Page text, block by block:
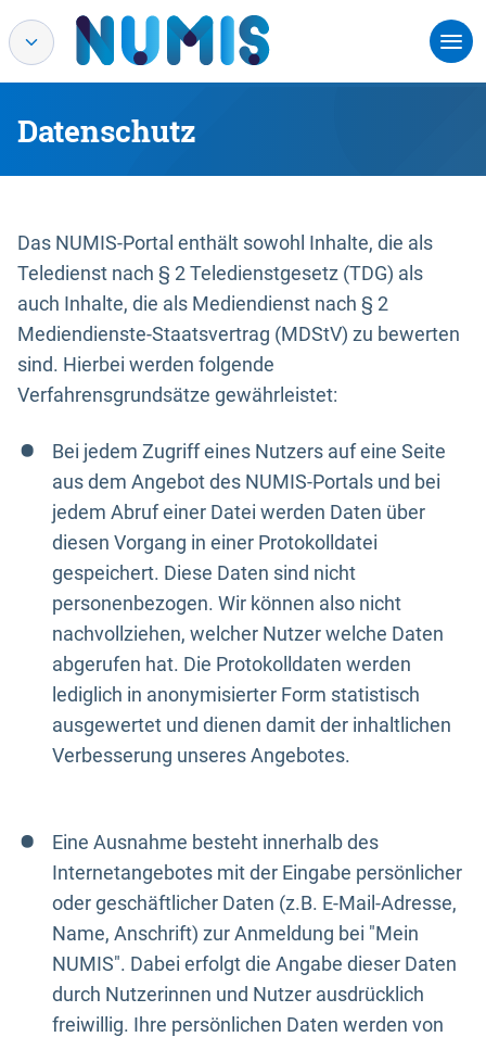
Datenschutz
Das NUMIS-Portal enthält sowohl Inhalte, die als
Teledienst nach § 2 Teledienstgesetz (TDG) als
auch Inhalte, die als Mediendienst nach § 2
Mediendienste-Staatsvertrag (MDStV) zu bewerten
sind. Hierbei werden folgende
Verfahrensgrundsätze gewährleistet:
Bei jedem Zugriff eines Nutzers auf eine Seite
aus dem Angebot des NUMIS-Portals und bei
jedem Abruf einer Datei werden Daten über
diesen Vorgang in einer Protokolldatei
gespeichert. Diese Daten sind nicht
personenbezogen. Wir können also nicht
nachvollziehen, welcher Nutzer welche Daten
abgerufen hat. Die Protokolldaten werden
lediglich in anonymisierter Form statistisch
ausgewertet und dienen damit der inhaltlichen
Verbesserung unseres Angebotes.
Eine Ausnahme besteht innerhalb des
Internetangebotes mit der Eingabe persönlicher
oder geschäftlicher Daten (z.B. E-Mail-Adresse,
Name, Anschrift) zur Anmeldung bei "Mein
NUMIS". Dabei erfolgt die Angabe dieser Daten
durch Nutzerinnen und Nutzer ausdrücklich
freiwillig. Ihre persönlichen Daten werden von